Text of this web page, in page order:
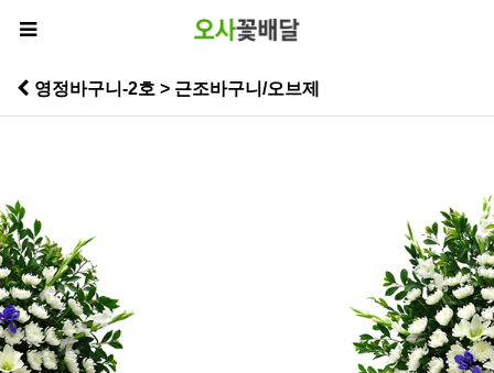
영정바구니-2호 > 근조바구니/오브제